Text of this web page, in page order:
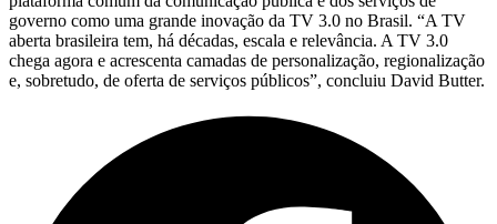
governo como uma grande inovação da TV 3.0 no Brasil. “A TV
aberta brasileira tem, há décadas, escala e relevância. A TV 3.0
chega agora e acrescenta camadas de personalização, regionalização
e, sobretudo, de oferta de serviços públicos”, concluiu David Butter.